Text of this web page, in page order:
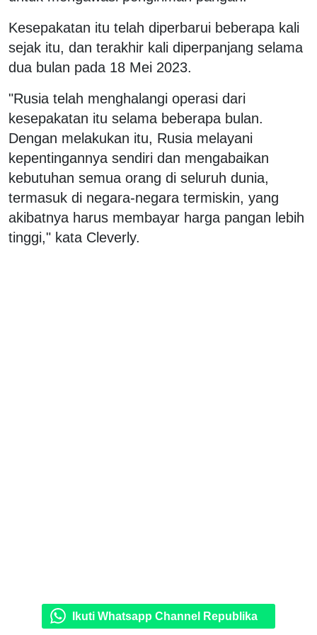
Kesepakatan itu telah diperbarui beberapa kali
sejak itu, dan terakhir kali diperpanjang selama
dua bulan pada 18 Mei 2023.
"Rusia telah menghalangi operasi dari
kesepakatan itu selama beberapa bulan.
Dengan melakukan itu, Rusia melayani
kepentingannya sendiri dan mengabaikan
kebutuhan semua orang di seluruh dunia,
termasuk di negara-negara termiskin, yang
akibatnya harus membayar harga pangan lebih
tinggi," kata Cleverly.
Ikuti Whatsapp Channel Republika